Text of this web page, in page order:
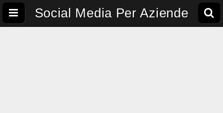
Social Media Per Aziende